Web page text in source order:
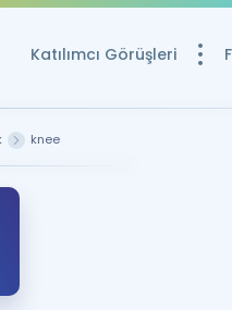
Katılımcı Görüşleri
knee